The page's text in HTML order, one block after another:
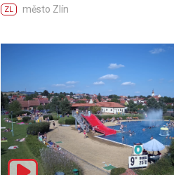
ZL město Zlín